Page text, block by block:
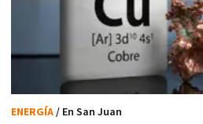
ENERGÍA/ En San Juan